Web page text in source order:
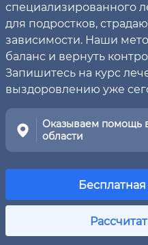
специализированного
для подростков,
зависимости. Наши
баланс и вернуть
Запишитесь на курс
выздоровлению уже
Оказываем помощь
области